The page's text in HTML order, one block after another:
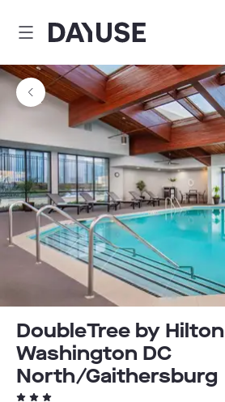
Dayuse
DoubleTree by Hilton
Washington DC
North/Gaithersburg